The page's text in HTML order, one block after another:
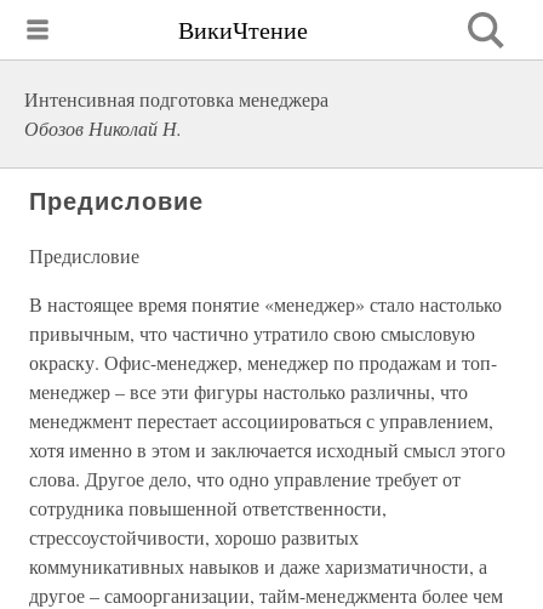
ВикиЧтение
Интенсивная подготовка менеджера
Обозов Николай Н.
Предисловие
Предисловие
В настоящее время понятие «менеджер» стало настолько
привычным, что частично утратило свою смысловую
окраску. Офис-менеджер, менеджер по продажам и топ-
менеджер – все эти фигуры настолько различны, что
менеджмент перестает ассоциироваться с управлением,
хотя именно в этом и заключается исходный смысл этого
слова. Другое дело, что одно управление требует от
сотрудника повышенной ответственности,
стрессоустойчивости, хорошо развитых
коммуникативных навыков и даже харизматичности, а
другое – самоорганизации, тайм-менеджмента более чем